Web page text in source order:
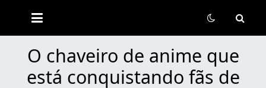
SGN0018
O chaveiro de anime que
está conquistando fãs de